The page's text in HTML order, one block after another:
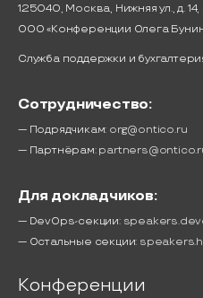
125040, Москва, Нижняя ул., д. 14,
ООО «Конференции Олега
Служба поддержки и
Сотрудничество:
— Подрядчикам: org@ontico.ru
— Партнёрам:
Для докладчиков:
— DevOps-секции:
— Остальные секции:
Конференции